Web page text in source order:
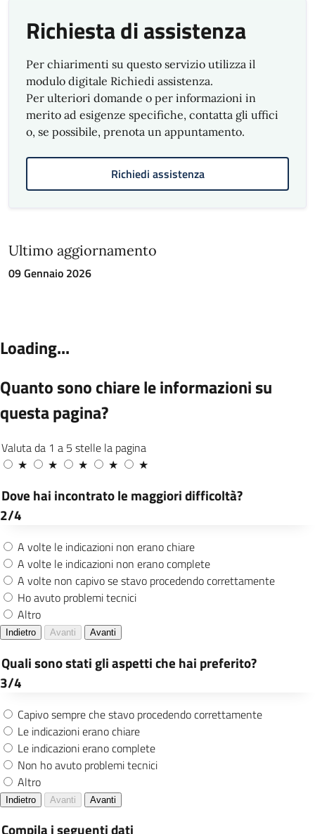
Richiesta di assistenza
Per chiarimenti su questo servizio utilizza il
modulo digitale Richiedi assistenza.
Per ulteriori domande o per informazioni in
merito ad esigenze specifiche, contatta gli uffici
o, se possibile, prenota un appuntamento.
Richiedi assistenza
Ultimo aggiornamento
09 Gennaio 2026